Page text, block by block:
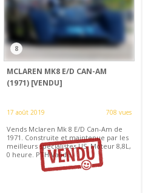
8
MCLAREN MK8 E/D CAN-AM
(1971) [VENDU]
17 août 2019 708 vues
Vends Mclaren Mk 8 E/D Can-Am de
1971. Construite et maintenue par les
meilleurs spécialistes US. Moteur 8,8L,
0 heure. PTH Valide.